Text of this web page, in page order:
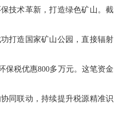
技术革新，打造绿色矿山。截
打造国家矿山公园，直接辐射
保税优惠800多万元。这笔资金
同联动，持续提升税源精准识